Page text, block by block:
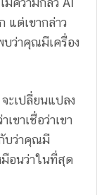
แต่เขากล่าว
ว่าคุณมีเครื่อง
ะเปลี่ยนแปลง
ขาเชื่อว่าเขา
บว่าคุณมี
อนว่าในที่สุด